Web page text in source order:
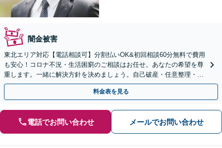
闇金被害
東北エリア対応【電話相談可】分割払いOK&初回相談60分無料で費用
も安心！コロナ不況・生活困窮のご相談はお任せ。あなたの希望を尊
重します。一緒に解決方針を決めましょう。自己破産・任意整理・個
人再生・時効の援用など実績多数【完全個室】
料金表を見る
電話でお問い合わせ メールでお問い合わせ